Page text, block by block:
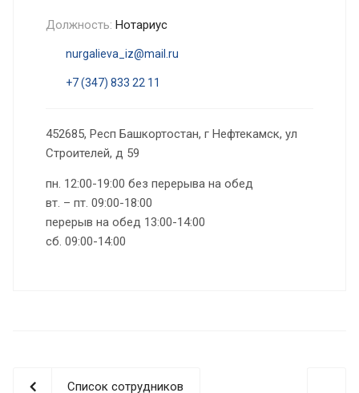
Должность: Нотариус
nurgalieva_iz@mail.ru
+7 (347) 833 22 11
452685, Респ Башкортостан, г Нефтекамск, ул
Строителей, д 59
пн. 12:00-19:00 без перерыва на обед
вт. – пт. 09:00-18:00
перерыв на обед 13:00-14:00
сб. 09:00-14:00
Список сотрудников